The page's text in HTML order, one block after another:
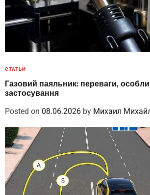
СТАТЬИ
Газовий паяльник: переваги,
застосування
Posted on 08.06.2026 by Михаил